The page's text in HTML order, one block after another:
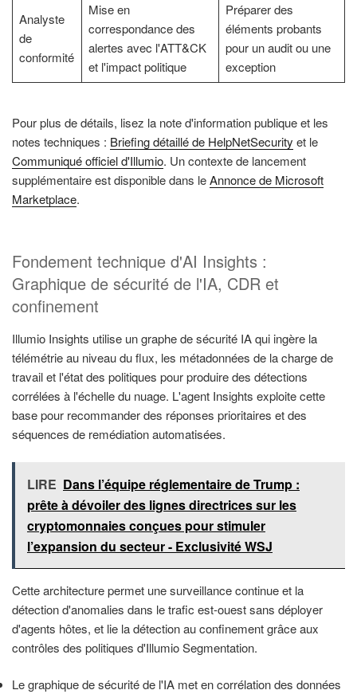
Analyste
de
conformité
Mise en
correspondance des
alertes avec l'ATT&CK
et l'impact politique
Préparer des
éléments probants
pour un audit ou une
exception
Pour plus de détails, lisez la note d'information publique et les
notes techniques : Briefing détaillé de HelpNetSecurity et le
Communiqué officiel d'Illumio. Un contexte de lancement
supplémentaire est disponible dans leAnnonce de Microsoft
Marketplace.
Fondement technique d'AI Insights :
Graphique de sécurité de l'IA, CDR et
confinement
Illumio Insights utilise un graphe de sécurité IA qui ingère la
télémétrie au niveau du flux, les métadonnées de la charge de
travail et l'état des politiques pour produire des détections
corrélées à l'échelle du nuage. L'agent Insights exploite cette
base pour recommander des réponses prioritaires et des
séquences de remédiation automatisées.
LIRE Dans l’équipe réglementaire de Trump :
prête à dévoiler des lignes directrices sur les
cryptomonnaies conçues pour stimuler
l’expansion du secteur - Exclusivité WSJ
Cette architecture permet une surveillance continue et la
détection d'anomalies dans le trafic est-ouest sans déployer
d'agents hôtes, et lie la détection au confinement grâce aux
contrôles des politiques d'Illumio Segmentation.
Le graphique de sécurité de l'IA met en corrélation des données